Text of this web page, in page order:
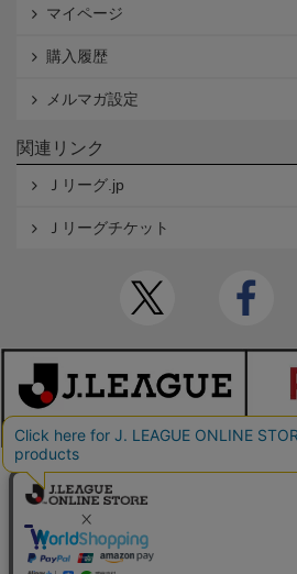
マイページ
購入履歴
メルマガ設定
関連リンク
Ｊリーグ.jp
Ｊリーグチケット
本サイトで使用している文章・画像等の無断で
© JAPAN PROFESSIONAL FOOTBALL LEAGUE